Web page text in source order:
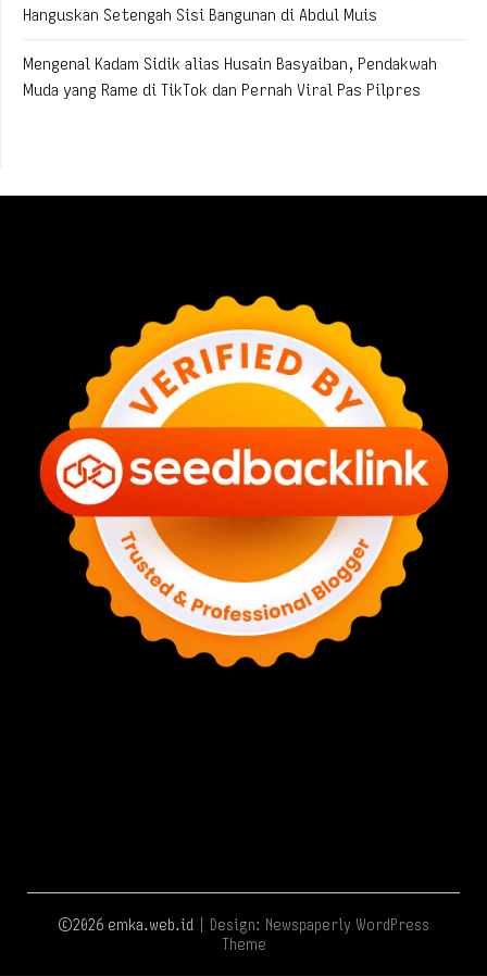
Hanguskan Setengah Sisi Bangunan di Abdul Muis
Mengenal Kadam Sidik alias Husain Basyaiban, Pendakwah
Muda yang Rame di TikTok dan Pernah Viral Pas Pilpres
©2026 emka.web.id | Design: Newspaperly WordPress
Theme